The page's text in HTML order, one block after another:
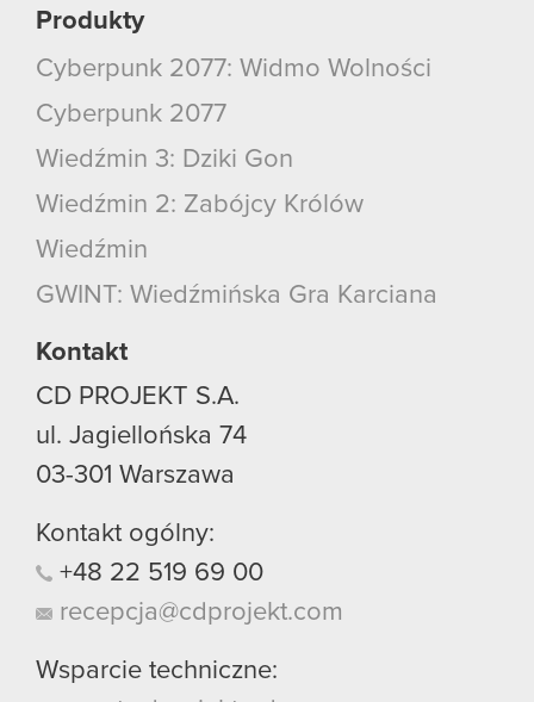
Produkty
Cyberpunk 2077: Widmo Wolności
Cyberpunk 2077
Wiedźmin 3: Dziki Gon
Wiedźmin 2: Zabójcy Królów
Wiedźmin
GWINT: Wiedźmińska Gra Karciana
Kontakt
CD PROJEKT S.A.
ul. Jagiellońska 74
03-301 Warszawa
Kontakt ogólny:
+48 22 519 69 00
recepcja@cdprojekt.com
Wsparcie techniczne: